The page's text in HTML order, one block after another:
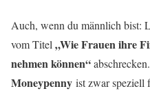
Auch, wenn du männlich bist:
vom Titel „Wie Frauen ihre
nehmen können“
Moneypenny ist zwar speziell